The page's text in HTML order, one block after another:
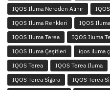
IQOS Iluma Nereden Alınır
IQOS Iluma Renkleri
IQOS
IQOS Iluma Terea
IQOS Iluma
IQOS Iluma Çeşitleri
iqos iluma
IQOS Terea
IQOS Terea Iluma
IQOS Terea Sigara
IQOS Terea